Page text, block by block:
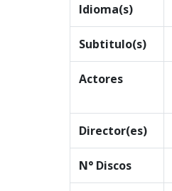
Idioma(s)
Subtitulo(s)
Actores
Director(es)
N° Discos